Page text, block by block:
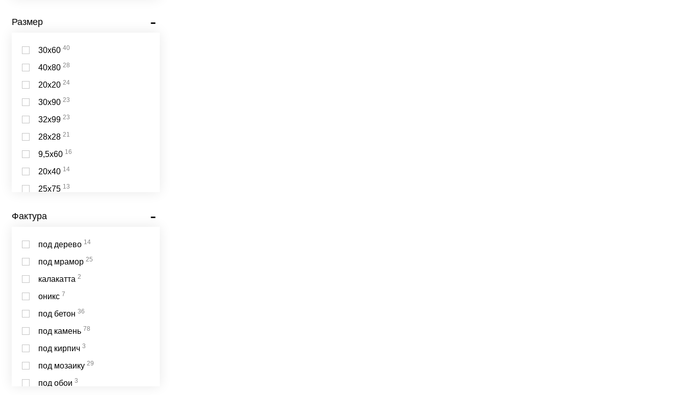
Emtile
Geotiles
Harmony
Kerranova
New Trend
Undefasa
Керамин
Keraben
серебряный
кремовый
голубой
розовый
темно-серый
Размер
30х60 40
40х80 28
20х20 24
30х90 23
32х99 23
28х28 21
9,5х60 16
20х40 14
25х75 13
10х30
60х60
32,5х97,7 10
9х58,5
23,5х58
20х50
30х30
75х75
33,3х100 7
Фактура
под дерево 14
под мрамор 25
калакатта 2
оникс 7
под бетон 36
под камень 78
под кирпич 3
под мозаику 29
под обои 3